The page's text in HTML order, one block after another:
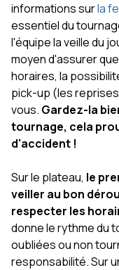
informations surla
essentiel du
l'équipe la veille du
moyen d'assurer
horaires, la
pick-up (les
vous. Gardez-la
tournage, cela
d'accident !
Sur le plateau, le
veiller au bon
respecter les
donne le rythme du
oubliées ou non
responsabilité. Sur